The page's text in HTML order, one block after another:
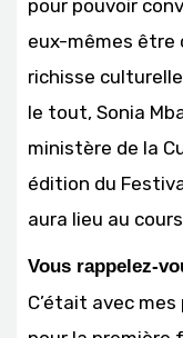
pour pouvoir
eux-mêmes être
richisse
le tout, Sonia
ministère de la
édition du
aura lieu au
Vous rappelez-
C’était avec mes